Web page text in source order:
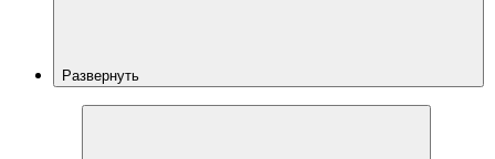
Развернуть